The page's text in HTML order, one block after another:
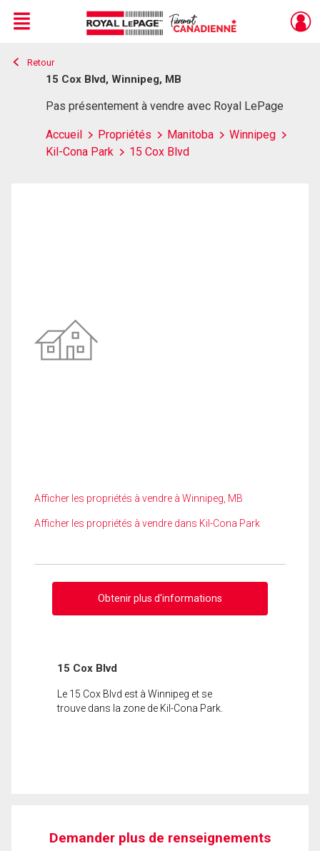
Live
En Direct
Menu
Retour
15 Cox Blvd, Winnipeg, MB
Pas présentement à vendre avec Royal LePage
Accueil Propriétés Manitoba
Winnipeg
Kil-Cona Park
15 Cox Blvd
Afficher les propriétés à vendre à Winnipeg, MB
Afficher les propriétés à vendre dans Kil-Cona Park
Obtenir plus d'informations
15 Cox Blvd
Le 15 Cox Blvd est à Winnipeg et se
trouve dans la zone de Kil-Cona Park.
Demander plus de renseignements